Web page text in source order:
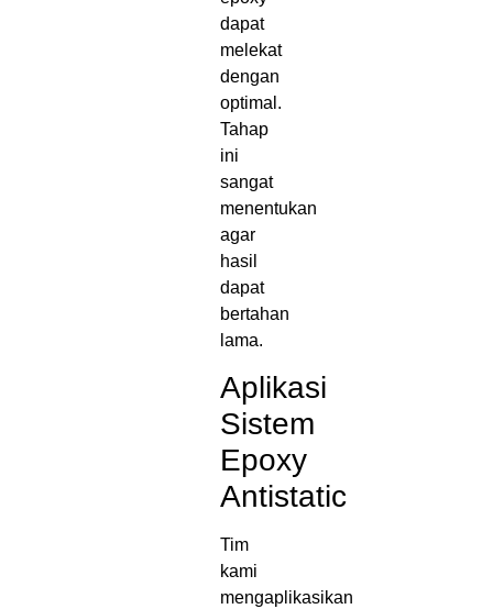
dapat
melekat
dengan
optimal.
Tahap
ini
sangat
menentukan
agar
hasil
dapat
bertahan
lama.
Aplikasi
Sistem
Epoxy
Antistatic
Tim
kami
mengaplikasikan